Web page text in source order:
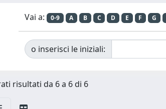
Vai a: 0-9 A B C D E F G
o inserisci le iniziali:
risultati da 6 a 6 di 6